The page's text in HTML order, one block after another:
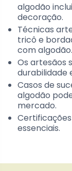
algodão
decoração.
Técnicas
tricô e
com algodão.
Os artesãos
durabilidade
Casos de
algodão
mercado.
essenciais.